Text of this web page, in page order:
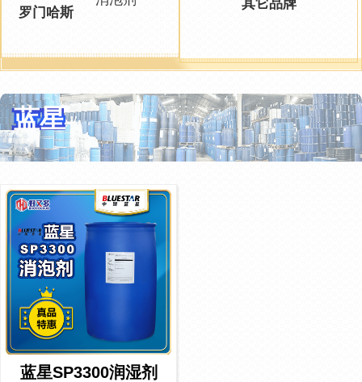
罗门哈斯
其它品牌
蓝星
蓝星SP3300润湿剂